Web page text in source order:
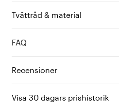
Tvättråd & material
FAQ
Recensioner
Visa 30 dagars prishistorik